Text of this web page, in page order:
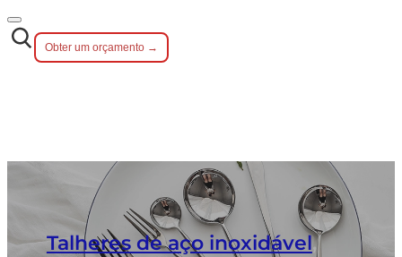
Obter um orçamento →
Talheres de aço inoxidável,